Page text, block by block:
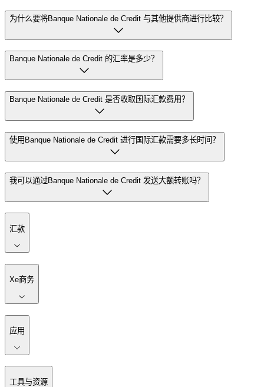
为什么要将Banque Nationale de Credit 与其他提供商进行比较？
Banque Nationale de Credit 的汇率是多少？
Banque Nationale de Credit 是否收取国际汇款费用？
使用Banque Nationale de Credit 进行国际汇款需要多长时间？
我可以通过Banque Nationale de Credit 发送大额转账吗？
汇款
Xe商务
应用
工具与资源